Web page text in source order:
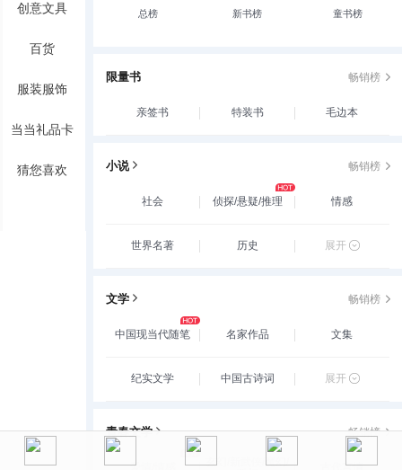
创意文具
百货
服装服饰
当当礼品卡
猜您喜欢
总榜 新书榜 童书榜
限量书 畅销榜
亲签书 特装书 毛边本
小说 畅销榜
社会 侦探/悬疑/推理 情感
世界名著 历史 展开
文学 畅销榜
中国现当代随笔 名家作品 文集
纪实文学 中国古诗词 展开
青春文学 畅销榜
玄幻/新武侠/魔幻/